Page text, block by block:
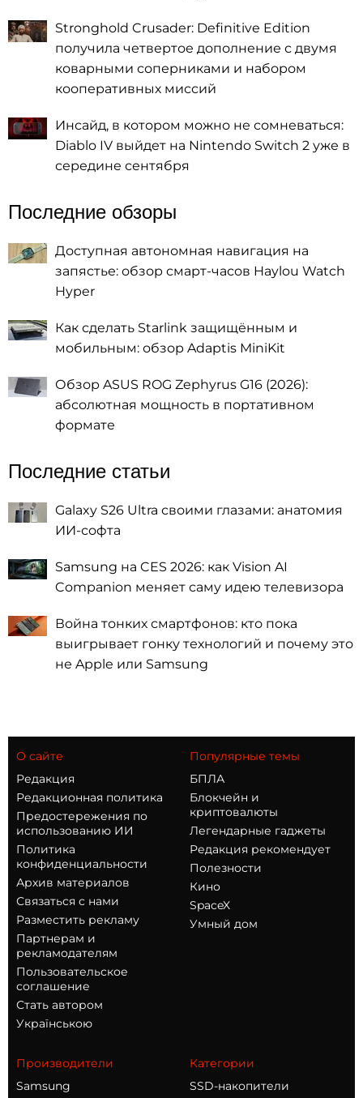
Stronghold Crusader: Definitive Edition
получила четвертое дополнение с двумя
коварными соперниками и набором
кооперативных миссий
Инсайд, в котором можно не сомневаться:
Diablo IV выйдет на Nintendo Switch 2 уже в
середине сентября
Последние обзоры
Доступная автономная навигация на
запястье: обзор смарт-часов Haylou Watch
Hyper
Как сделать Starlink защищённым и
мобильным: обзор Adaptis MiniKit
Обзор ASUS ROG Zephyrus G16 (2026):
абсолютная мощность в портативном
формате
Последние статьи
Galaxy S26 Ultra своими глазами: анатомия
ИИ-софта
Samsung на CES 2026: как Vision AI
Companion меняет саму идею телевизора
Война тонких смартфонов: кто пока
выигрывает гонку технологий и почему это
не Apple или Samsung
О сайте
Редакция
Редакционная политика
Предостережения по
использованию ИИ
Политика
конфиденциальности
Архив материалов
Связаться с нами
Разместить рекламу
Партнерам и
рекламодателям
Пользовательское
соглашение
Стать автором
Українською
Популярные темы
БПЛА
Блокчейн и
криптовалюты
Легендарные гаджеты
Редакция рекомендует
Полезности
Кино
SpaceX
Умный дом
Производители
Samsung
Категории
SSD-накопители